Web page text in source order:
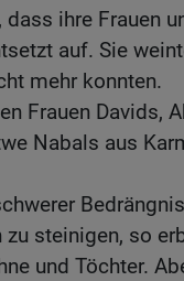
dass ihre Frauen
auf. Sie
mehr konnten.
Frauen Davids,
Nabals aus
steinigen, so
und Töchter.